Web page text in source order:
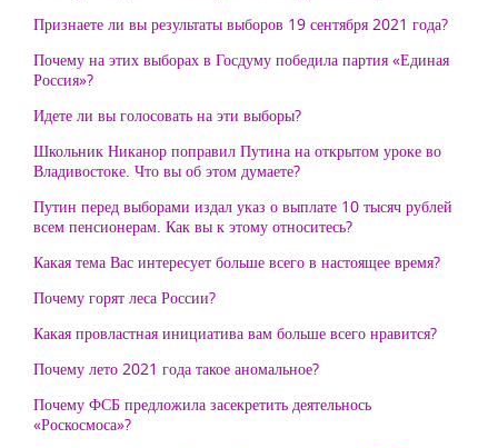
Признаете ли вы результаты выборов 19 сентября 2021 года?
Почему на этих выборах в Госдуму победила партия «Единая
Россия»?
Идете ли вы голосовать на эти выборы?
Школьник Никанор поправил Путина на открытом уроке во
Владивостоке. Что вы об этом думаете?
Путин перед выборами издал указ о выплате 10 тысяч рублей
всем пенсионерам. Как вы к этому относитесь?
Какая тема Вас интересует больше всего в настоящее время?
Почему горят леса России?
Какая провластная инициатива вам больше всего нравится?
Почему лето 2021 года такое аномальное?
Почему ФСБ предложила засекретить деятельнось
«Роскосмоса»?